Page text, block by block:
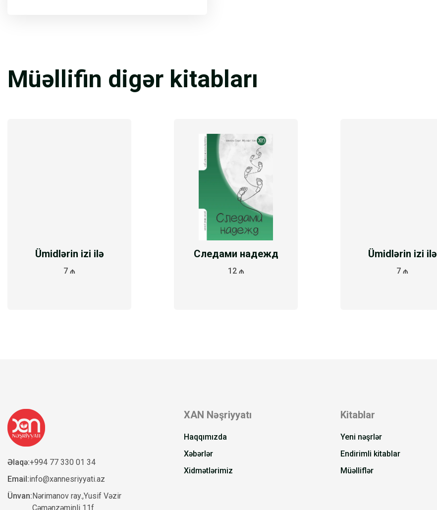
Müəllifin digər kitabları
Ümidlərin izi ilə
7 ₼
Следами надежд
12 ₼
Ümidlərin izi ilə
7 ₼
Əlaqə:+994 77 330 01 34
Email:info@xannesriyyati.az
Ünvan:Nərimanov ray.,Yusif Vəzir
Çəmənzəminli 11f
XAN Nəşriyyatı
Haqqımızda
Xəbərlər
Xidmətlərimiz
Kitablar
Yeni nəşrlər
Endirimli kitablar
Müəlliflər